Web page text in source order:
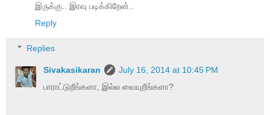
இருக்கு.. இரவு படிக்கிறேன்..
Reply
Replies
Sivakasikaran
July 16, 2014 at 10:45 PM
பாராட்டுறீங்களா, இல்ல வையுறீங்களா?